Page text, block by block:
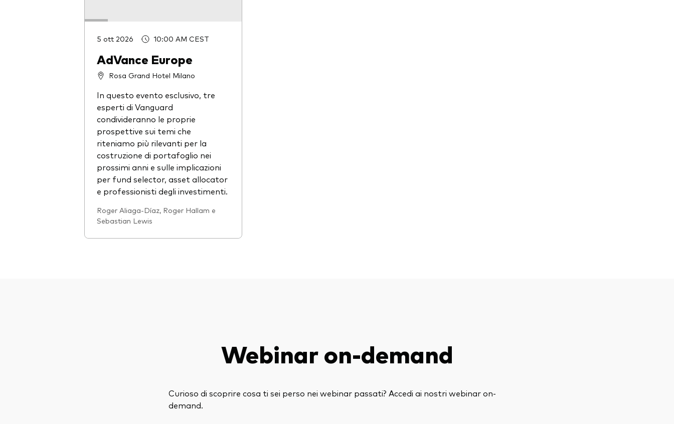
5 ott 2026 10:00 AM CEST
AdVance Europe
Rosa Grand Hotel Milano
In questo evento esclusivo, tre
esperti di Vanguard
condivideranno le proprie
prospettive sui temi che
riteniamo più rilevanti per la
costruzione di portafoglio nei
prossimi anni e sulle implicazioni
per fund selector, asset allocator
e professionisti degli investimenti.
Roger Aliaga-Díaz, Roger Hallam e
Sebastian Lewis
Webinar on-demand
Curioso di scoprire cosa ti sei perso nei webinar passati? Accedi ai nostri webinar on-
demand.